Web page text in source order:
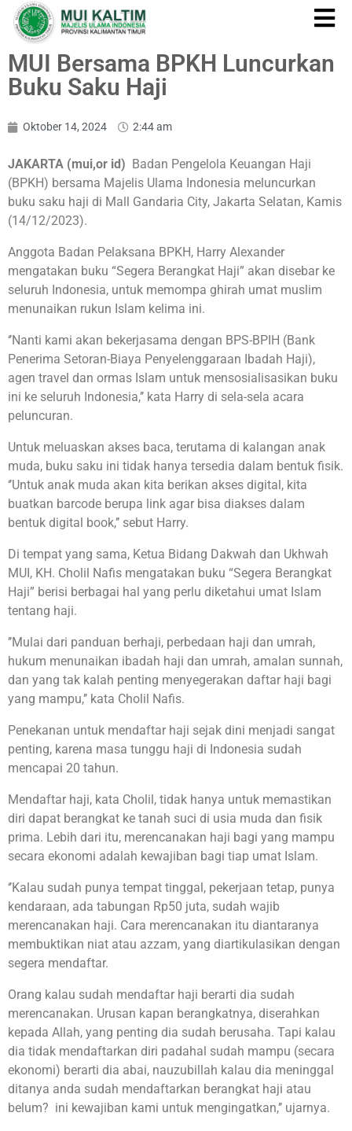
MUI Bersama BPKH Luncurkan
Buku Saku Haji
Oktober 14, 2024 2:44 am
JAKARTA (mui,or id)
Badan Pengelola Keuangan Haji
(BPKH) bersama Majelis Ulama Indonesia meluncurkan
buku saku haji di Mall Gandaria City, Jakarta Selatan, Kamis
(14/12/2023).
Anggota Badan Pelaksana BPKH, Harry Alexander
mengatakan buku “Segera Berangkat Haji” akan disebar ke
seluruh Indonesia, untuk memompa ghirah umat muslim
menunaikan rukun Islam kelima ini.
‘’Nanti kami akan bekerjasama dengan BPS-BPIH (Bank
Penerima Setoran-Biaya Penyelenggaraan Ibadah Haji),
agen travel dan ormas Islam untuk mensosialisasikan buku
ini ke seluruh Indonesia,’’ kata Harry di sela-sela acara
peluncuran.
Untuk meluaskan akses baca, terutama di kalangan anak
muda, buku saku ini tidak hanya tersedia dalam bentuk fisik.
‘’Untuk anak muda akan kita berikan akses digital, kita
buatkan barcode berupa link agar bisa diakses dalam
bentuk digital book,’’ sebut Harry.
Di tempat yang sama, Ketua Bidang Dakwah dan Ukhwah
MUI, KH. Cholil Nafis mengatakan buku “Segera Berangkat
Haji” berisi berbagai hal yang perlu diketahui umat Islam
tentang haji.
’’Mulai dari panduan berhaji, perbedaan haji dan umrah,
hukum menunaikan ibadah haji dan umrah, amalan sunnah,
dan yang tak kalah penting menyegerakan daftar haji bagi
yang mampu,’’ kata Cholil Nafis.
Penekanan untuk mendaftar haji sejak dini menjadi sangat
penting, karena masa tunggu haji di Indonesia sudah
mencapai 20 tahun.
Mendaftar haji, kata Cholil, tidak hanya untuk memastikan
diri dapat berangkat ke tanah suci di usia muda dan fisik
prima. Lebih dari itu, merencanakan haji bagi yang mampu
secara ekonomi adalah kewajiban bagi tiap umat Islam.
‘’Kalau sudah punya tempat tinggal, pekerjaan tetap, punya
kendaraan, ada tabungan Rp50 juta, sudah wajib
merencanakan haji. Cara merencanakan itu diantaranya
membuktikan niat atau azzam, yang diartikulasikan dengan
segera mendaftar.
Orang kalau sudah mendaftar haji berarti dia sudah
merencanakan. Urusan kapan berangkatnya, diserahkan
kepada Allah, yang penting dia sudah berusaha. Tapi kalau
dia tidak mendaftarkan diri padahal sudah mampu (secara
ekonomi) berarti dia abai, nauzubillah kalau dia meninggal
ditanya anda sudah mendaftarkan berangkat haji atau
belum? ini kewajiban kami untuk mengingatkan,’’ ujarnya.